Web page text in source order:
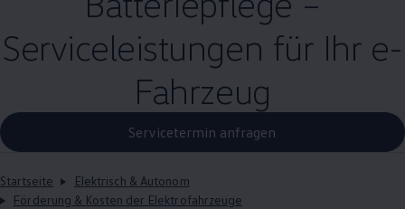
Serviceleistungen für Ihr e-
Fahrzeug
Servicetermin anfragen
Startseite
Elektrisch & Autonom
Förderung & Kosten der Elektrofahrzeuge